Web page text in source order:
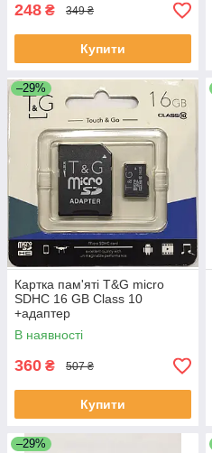
248 ₴ 349 ₴
Купити
–29%
Картка пам'яті T&G micro
SDHC 16 GB Class 10
+адаптер
В наявності
360 ₴ 507 ₴
Купити
–29%